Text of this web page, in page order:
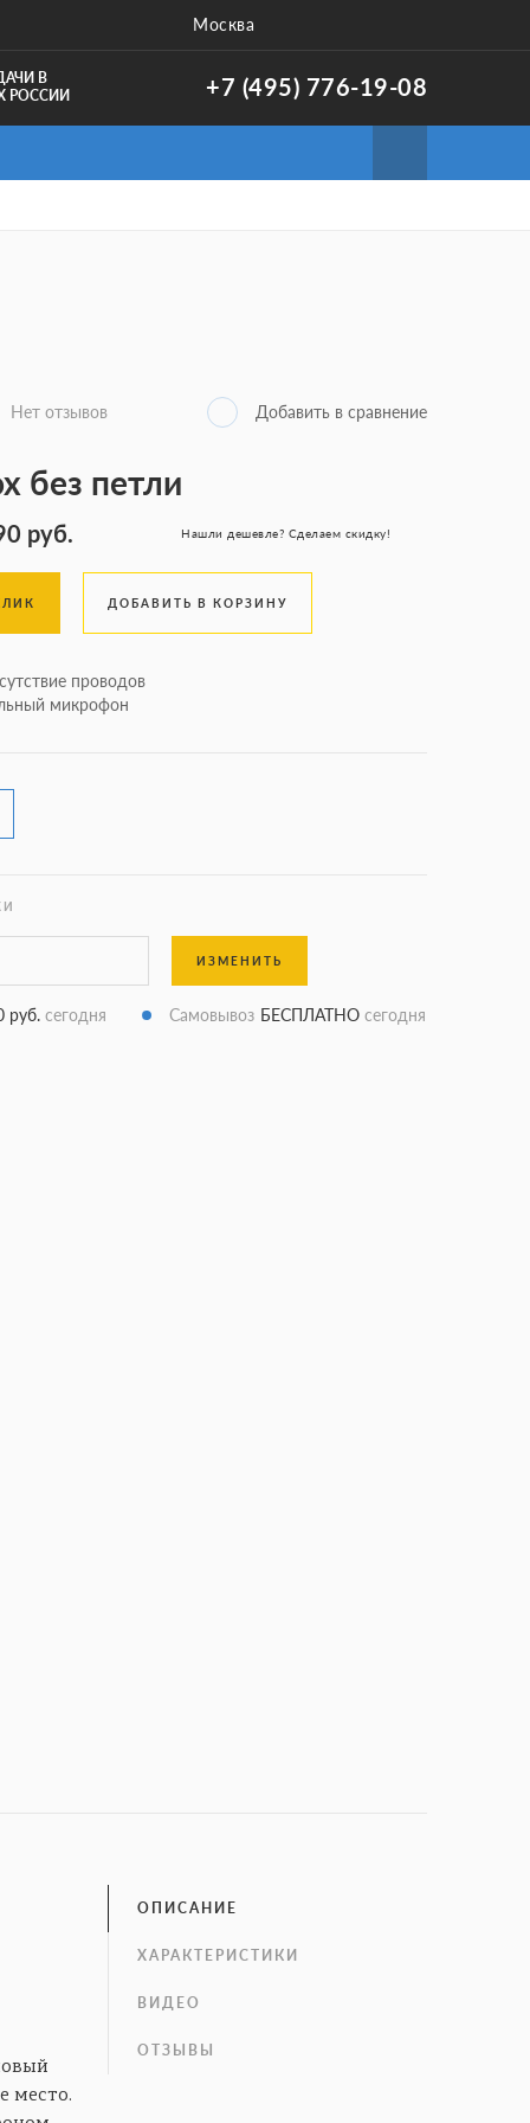
Москва
В
РОССИИ
+7 (495) 776-19-08
Нет отзывов
без петли
руб. Нашли дешевле? Сделаем скидку!
ДОБАВИТЬ В КОРЗИНУ
проводов
микрофон
ИЗМЕНИТЬ
руб. сегодня Самовывоз БЕСПЛАТНО сегодня
ОПИСАНИЕ
ХАРАКТЕРИСТИКИ
ВИДЕО
ОТЗЫВЫ
место.